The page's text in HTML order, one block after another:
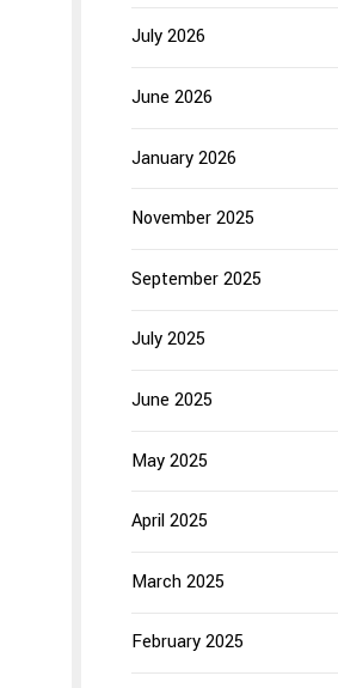
July 2026
June 2026
January 2026
November 2025
September 2025
July 2025
June 2025
May 2025
April 2025
March 2025
February 2025